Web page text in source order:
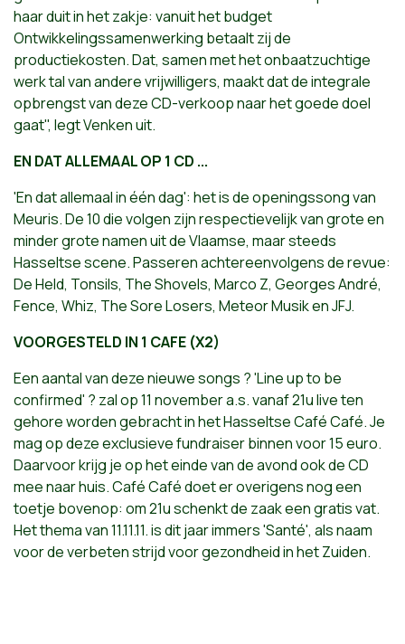
haar duit in het zakje: vanuit het budget
Ontwikkelingssamenwerking betaalt zij de
productiekosten. Dat, samen met het onbaatzuchtige
werk tal van andere vrijwilligers, maakt dat de integrale
opbrengst van deze CD-verkoop naar het goede doel
gaat", legt Venken uit.
EN DAT ALLEMAAL OP 1 CD ...
'En dat allemaal in één dag': het is de openingssong van
Meuris. De 10 die volgen zijn respectievelijk van grote en
minder grote namen uit de Vlaamse, maar steeds
Hasseltse scene. Passeren achtereenvolgens de revue:
De Held, Tonsils, The Shovels, Marco Z, Georges André,
Fence, Whiz, The Sore Losers, Meteor Musik en JFJ.
VOORGESTELD IN 1 CAFE (X2)
Een aantal van deze nieuwe songs ? 'Line up to be
confirmed' ? zal op 11 november a.s. vanaf 21u live ten
gehore worden gebracht in het Hasseltse Café Café. Je
mag op deze exclusieve fundraiser binnen voor 15 euro.
Daarvoor krijg je op het einde van de avond ook de CD
mee naar huis. Café Café doet er overigens nog een
toetje bovenop: om 21u schenkt de zaak een gratis vat.
Het thema van 11.11.11. is dit jaar immers 'Santé', als naam
voor de verbeten strijd voor gezondheid in het Zuiden.